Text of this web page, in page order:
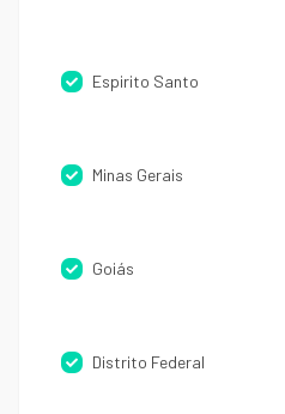
Espirito Santo
Minas Gerais
Goiás
Distrito Federal